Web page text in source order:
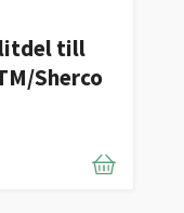
till
Sherco